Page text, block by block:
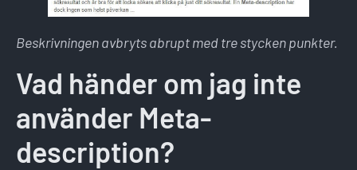
Beskrivningen avbryts abrupt med tre stycken punkter.
Vad händer om jag inte
använder Meta-
description?